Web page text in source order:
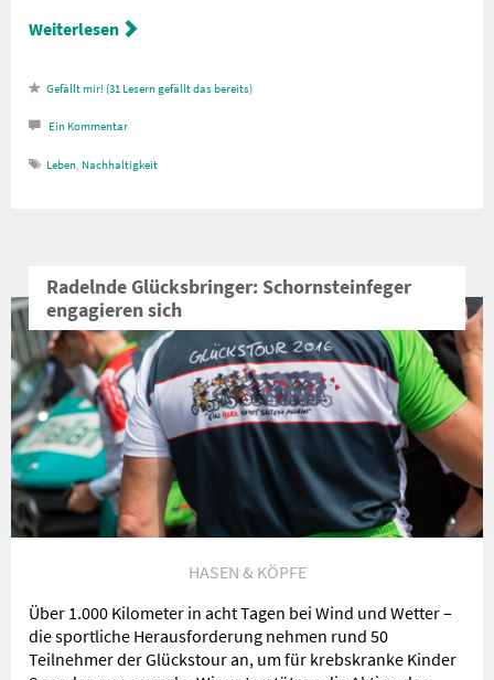
Weiterlesen
31 Lesern gefällt das
Ein Kommentar
Leben, Nachhaltigkeit
Radelnde Glücksbringer: Schornsteinfeger
engagieren sich
HASEN & KÖPFE
Über 1.000 Kilometer in acht Tagen bei Wind und Wetter –
die sportliche Herausforderung nehmen rund 50
Teilnehmer der Glückstour an, um für krebskranke Kinder